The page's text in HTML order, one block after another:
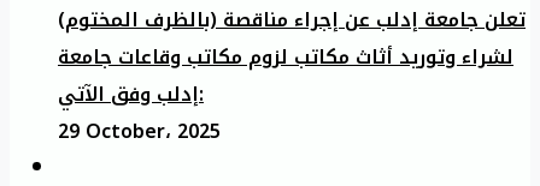
تعلن جامعة إدلب عن إجراء مناقصة (بالظرف المختوم)
لشراء وتوريد أثاث مكاتب لزوم مكاتب وقاعات جامعة
إدلب وفق الآتي:
29 October، 2025